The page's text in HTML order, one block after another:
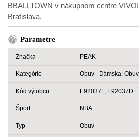
BBALLTOWN v nákupnom centre VIVO!
Bratislava.
Parametre
Značka PEAK
Kategórie Obuv - Dámska, Obuv
Kód výrobcu E92037L, E92037D
Šport NBA
Typ Obuv